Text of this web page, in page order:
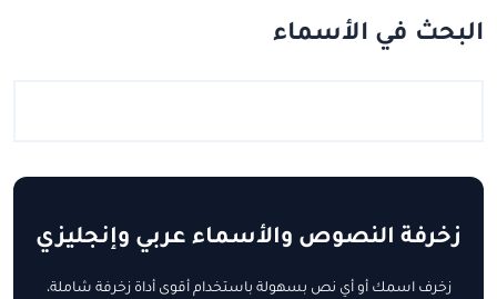
البحث في الأسماء
زخرفة النصوص والأسماء عربي وإنجليزي
زخرف اسمك أو أي نص بسهولة باستخدام أقوى أداة زخرفة شاملة،